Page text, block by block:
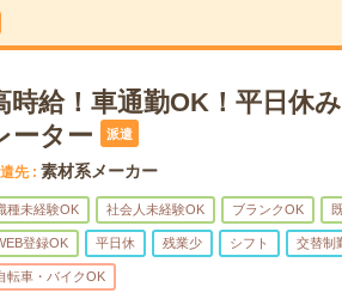
時給！車通勤OK！平日休
ーター
派遣
先 素材系メーカー
種未経験OK 社会人未経験OK ブランクOK
登録OK 平日休 残業少 シフト 交替制
転車・バイクOK